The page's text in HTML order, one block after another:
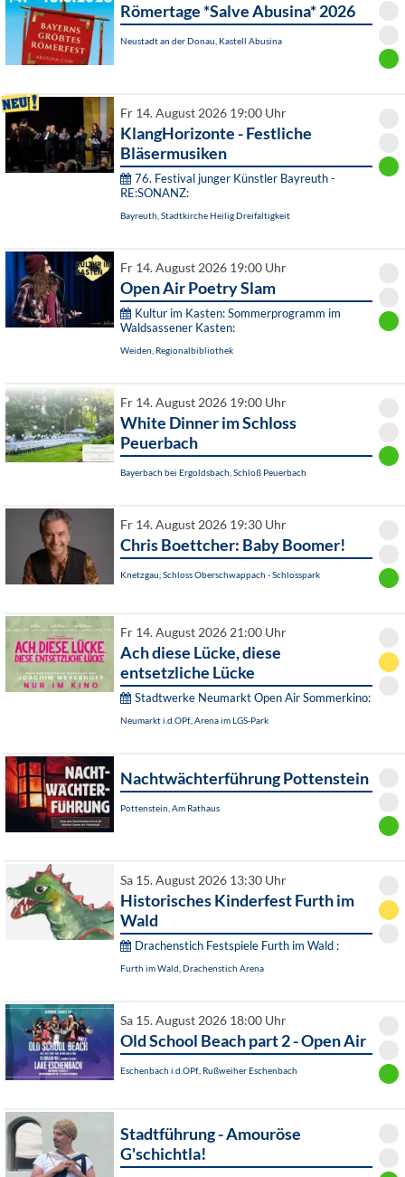
Römertage *Salve Abusina* 2026
Neustadt an der Donau, Kastell Abusina
Fr 14. August 2026 19:00 Uhr
KlangHorizonte - Festliche
Bläsermusiken
76. Festival junger Künstler Bayreuth -
RE:SONANZ:
Bayreuth, Stadtkirche Heilig Dreifaltigkeit
Fr 14. August 2026 19:00 Uhr
Open Air Poetry Slam
Kultur im Kasten: Sommerprogramm im
Waldsassener Kasten:
Weiden, Regionalbibliothek
Fr 14. August 2026 19:00 Uhr
White Dinner im Schloss
Peuerbach
Bayerbach bei Ergoldsbach, Schloß Peuerbach
Fr 14. August 2026 19:30 Uhr
Chris Boettcher: Baby Boomer!
Knetzgau, Schloss Oberschwappach - Schlosspark
Fr 14. August 2026 21:00 Uhr
Ach diese Lücke, diese
entsetzliche Lücke
Stadtwerke Neumarkt Open Air Sommerkino:
Neumarkt i.d.OPf., Arena im LGS-Park
Nachtwächterführung Pottenstein
Pottenstein, Am Rathaus
Sa 15. August 2026 13:30 Uhr
Historisches Kinderfest Furth im
Wald
Drachenstich Festspiele Furth im Wald :
Furth im Wald, Drachenstich Arena
Sa 15. August 2026 18:00 Uhr
Old School Beach part 2 - Open Air
Eschenbach i.d.OPf., Rußweiher Eschenbach
Stadtführung - Amouröse
G'schichtla!